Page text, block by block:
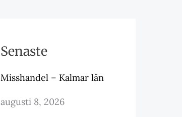
Senaste
Misshandel – Kalmar län
augusti 8, 2026